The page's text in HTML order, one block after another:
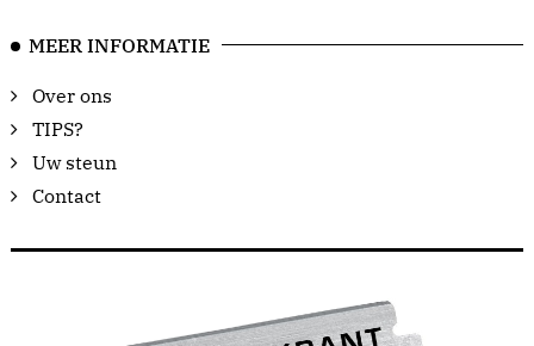
MEER INFORMATIE
Over ons
TIPS?
Uw steun
Contact